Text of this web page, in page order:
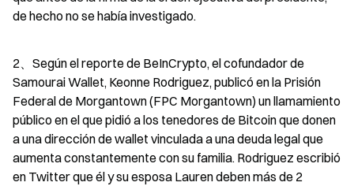
de hecho no se había investigado.
2、Según el reporte de BeInCrypto, el cofundador de
Samourai Wallet, Keonne Rodriguez, publicó en la Prisión
Federal de Morgantown (FPC Morgantown) un llamamiento
público en el que pidió a los tenedores de Bitcoin que donen
a una dirección de wallet vinculada a una deuda legal que
aumenta constantemente con su familia. Rodriguez escribió
en Twitter que él y su esposa Lauren deben más de 2